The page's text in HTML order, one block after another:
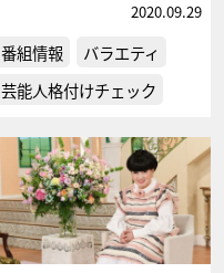
2020.09.29
番組情報
バラエティ
芸能人格付けチェック